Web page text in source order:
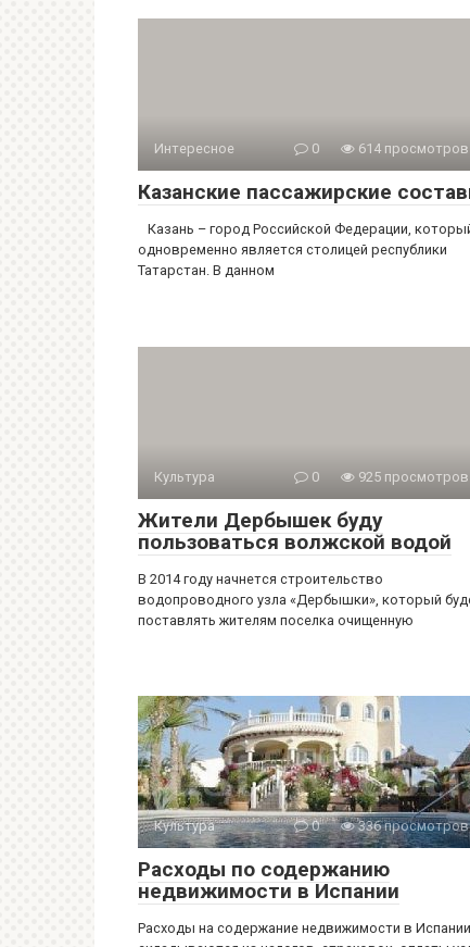
Интересное 0 614 просмотров
Казанские пассажирские
Казань – город Российской Федерации,
одновременно является столицей республики
Татарстан. В данном
Культура 0 925 просмотров
Жители Дербышек буду
пользоваться волжской водой
В 2014 году начнется строительство
водопроводного узла «Дербышки», который
поставлять жителям поселка очищенную
Культура 0 336 просмотров
Расходы по содержанию
недвижимости в Испании
Расходы на содержание недвижимости в Испании